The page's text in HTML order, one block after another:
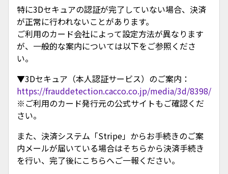
特に3Dセキュアの認証が完了していない場合、決済
が正常に行われないことがあります。
ご利用のカード会社によって設定方法が異なります
が、一般的な案内については以下をご参照くださ
い。
▼3Dセキュア（本人認証サービス）のご案内：
https://frauddetection.cacco.co.jp/media/3d/8398/
※ご利用のカード発行元の公式サイトもご確認くだ
さい。
また、決済システム「Stripe」からお手続きのご案
内メールが届いている場合はそちらから決済手続き
を行い、完了後にこちらへご一報ください。